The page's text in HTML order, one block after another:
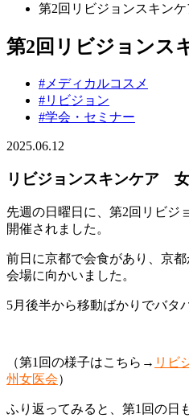
第2回リビジョンスキン
第2回リビジョンス
#メディカルコスメ
#リビジョン
#学会・セミナー
2025.06.12
リビジョンスキンケア
先週の日曜日に、第2回リビジ
開催されました。
前日に京都で会食があり、京
会場に向かいました。
5月後半から移動ばかりでバタ
（第1回の様子はこちら→ リビ
州女医会）
ふり返ってみると、第1回の日